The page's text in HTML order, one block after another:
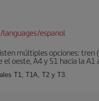
espanol
múltiples opciones: tren
el oeste, A4 y S1 hacia la A1
T1, T1A, T2 y T3.